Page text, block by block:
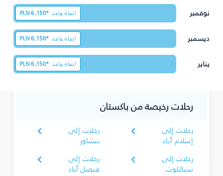
نوفمبر اتجاه واحد PLN6,150*
ديسمبر اتجاه واحد PLN6,150*
يناير اتجاه واحد PLN6,150*
رحلات رخيصة من باكستان
رحلات إلى
إسلام آباد
رحلات إلى
بيشاور
رحلات إلى
سيالكوت
رحلات إلى
فيصل أباد